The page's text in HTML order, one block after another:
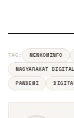
TAG: MENKOMINFO
MASYARAKAT DIGITAL
PANDEMI